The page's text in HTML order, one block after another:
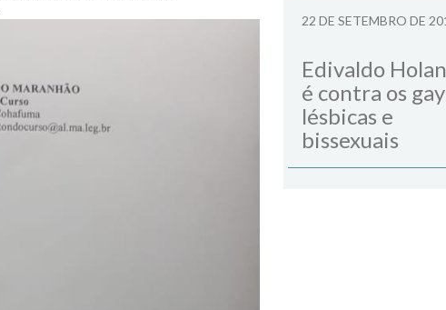
22 DE SETEMBRO DE
Edivaldo
é contra os
lésbicas e
bissexuais